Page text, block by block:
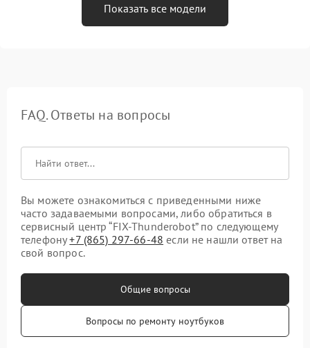
Показать все модели
FAQ. Ответы на вопросы
Вы можете ознакомиться с приведенными ниже
часто задаваемыми вопросами, либо обратиться в
сервисный центр “FIX-Thunderobot” по следующему
телефону+7 (865) 297-66-48 если не нашли ответ на
свой вопрос.
Общие вопросы
Вопросы по ремонту ноутбуков